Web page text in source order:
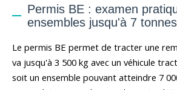
Permis BE : examen
ensembles jusqu'à 7 tonnes
Le permis BE permet de tracter une
va jusqu'à 3 500 kg avec un véhicule
soit un ensemble pouvant atteindre 7